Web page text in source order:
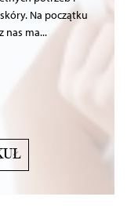
Na początku
nas ma...